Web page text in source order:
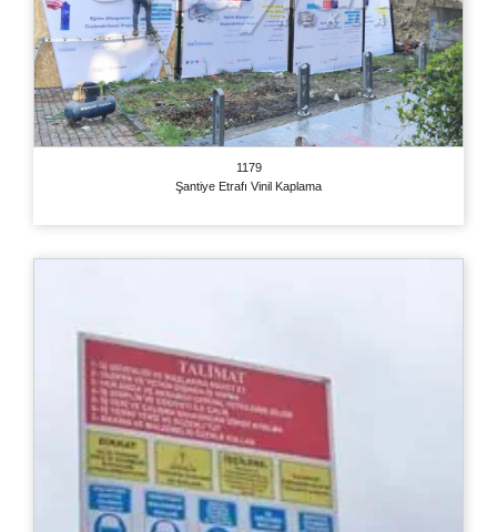
1179
Şantiye Etrafı Vinil Kaplama